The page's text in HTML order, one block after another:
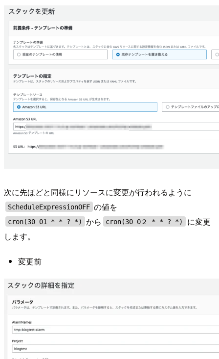
次に先ほどと同様にリソースに変更が行われるように
ScheduleExpressionOFF の値を
cron(30 01 * * ? *) から cron(30 0２ * * ? *)
に変更
します。
変更前